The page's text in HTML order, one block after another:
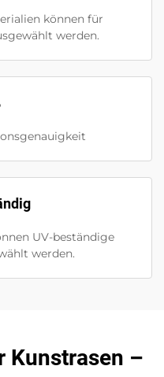
können für
werden.
UV-beständige
werden.
Kunstrasen –